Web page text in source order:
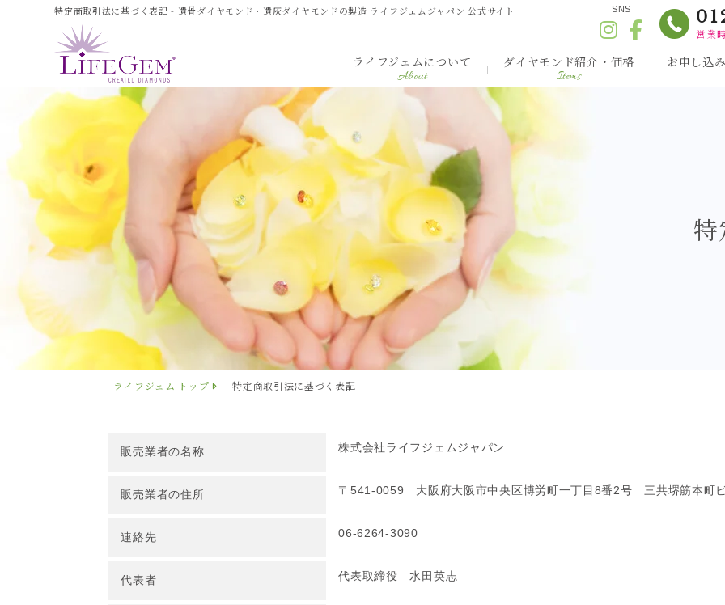
特定商取引法に基づく表記 - 遺骨ダイヤモンド・遺灰ダイヤモンドの製造 ライフジェムジャパン 公式サイト SNS
営業
ライフジェムについて
About
ダイヤモンド紹介・価格
Items
お申し込
ライフジェム トップ 特定商取引法に基づく表記
販売業者の名称 株式会社ライフジェムジャパン
販売業者の住所 〒541-0059 大阪府大阪市中央区博労町一丁目8番2号 三共堺筋本町
連絡先 06-6264-3090
代表者 代表取締役 水田英志